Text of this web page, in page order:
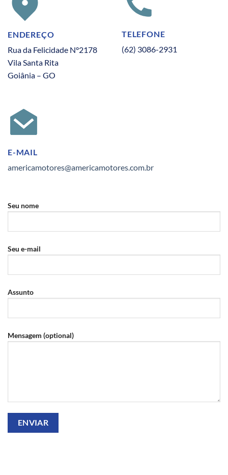
ENDEREÇO
Rua da Felicidade N°2178
Vila Santa Rita
Goiânia – GO
TELEFONE
(62) 3086-2931
E-MAIL
americamotores@americamotores.com.br
Seu nome
Seu e-mail
Assunto
Mensagem (optional)